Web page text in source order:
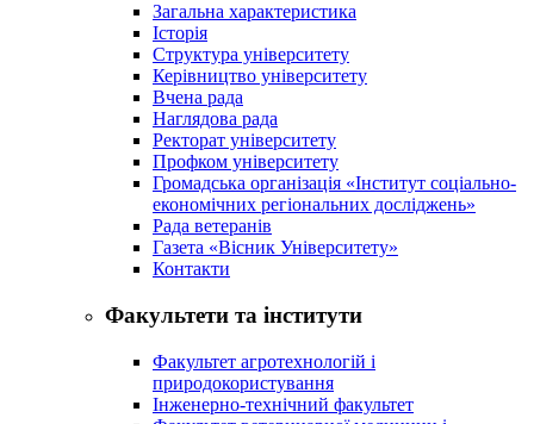
Загальна характеристика
Історія
Структура університету
Керівництво університету
Вчена рада
Наглядова рада
Ректорат університету
Профком університету
Громадська організація «Інститут соціально-
економічних регіональних досліджень»
Рада ветеранів
Газета «Вісник Університету»
Контакти
Факультети та інститути
Факультет агротехнологій і
природокористування
Інженерно-технічний факультет